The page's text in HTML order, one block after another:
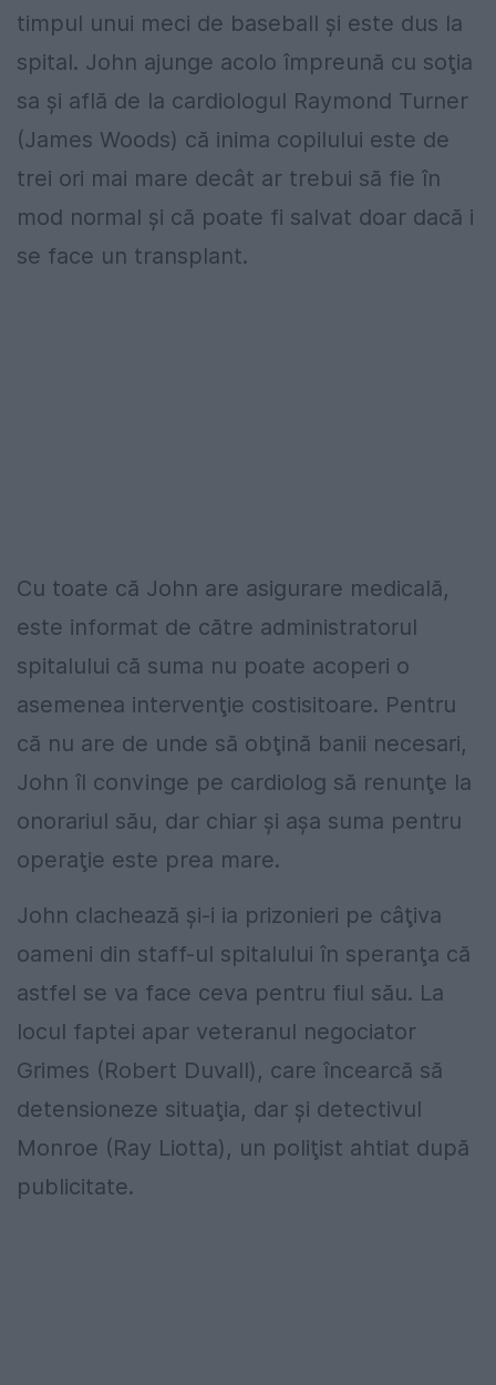
timpul unui meci de baseball şi este dus la
spital. John ajunge acolo împreună cu soţia
sa şi află de la cardiologul Raymond Turner
(James Woods) că inima copilului este de
trei ori mai mare decât ar trebui să fie în
mod normal şi că poate fi salvat doar dacă i
se face un transplant.
Cu toate că John are asigurare medicală,
este informat de către administratorul
spitalului că suma nu poate acoperi o
asemenea intervenţie costisitoare. Pentru
că nu are de unde să obţină banii necesari,
John îl convinge pe cardiolog să renunţe la
onorariul său, dar chiar şi aşa suma pentru
operaţie este prea mare.
John clachează şi-i ia prizonieri pe câţiva
oameni din staff-ul spitalului în speranţa că
astfel se va face ceva pentru fiul său. La
locul faptei apar veteranul negociator
Grimes (Robert Duvall), care încearcă să
detensioneze situaţia, dar şi detectivul
Monroe (Ray Liotta), un poliţist ahtiat după
publicitate.